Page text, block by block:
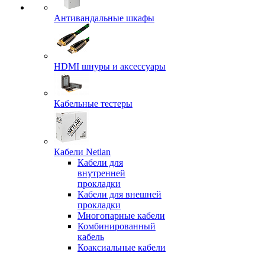
Антивандальные шкафы
HDMI шнуры и аксессуары
Кабельные тестеры
Кабели Netlan
Кабели для
внутренней
прокладки
Кабели для внешней
прокладки
Многопарные кабели
Комбинированный
кабель
Коаксиальные кабели